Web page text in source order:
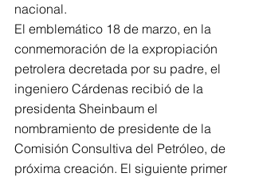
nacional.
El emblemático 18 de marzo, en la
conmemoración de la expropiación
petrolera decretada por su padre, el
ingeniero Cárdenas recibió de la
presidenta Sheinbaum el
nombramiento de presidente de la
Comisión Consultiva del Petróleo, de
próxima creación. El siguiente primer